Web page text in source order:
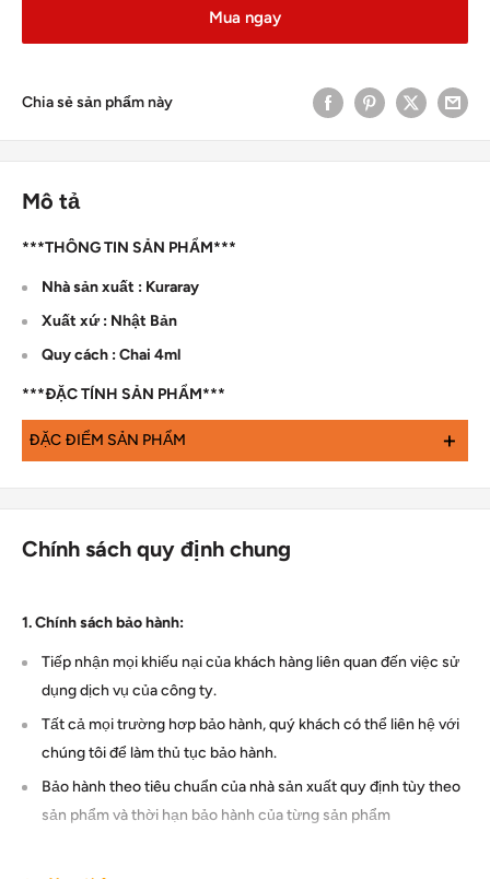
Mua ngay
Chia sẻ sản phẩm này
Mô tả
***THÔNG TIN SẢN PHẨM***
Nhà sản xuất : Kuraray
Xuất xứ : Nhật Bản
Quy cách : Chai 4ml
***ĐẶC TÍNH SẢN PHẨM***
ĐẶC ĐIỂM SẢN PHẨM +
silane, liên kết với tất cả các loại phục hình sứ gốc silica,
composite.
Chứa chất kết dính silane đảm bảo độ bám dính mạnh mẽ
với tất cả các vật liệu sứ gốc SiO2
Chính sách quy định chung
1. Chính sách bảo hành:
Tiếp nhận mọi khiếu nại của khách hàng liên quan đến việc sử
dụng dịch vụ của công ty.
Tất cả mọi trường hơp bảo hành, quý khách có thể liên hệ với
chúng tôi để làm thủ tục bảo hành.
Bảo hành theo tiêu chuẩn của nhà sản xuất quy định tùy theo
sản phẩm và thời hạn bảo hành của từng sản phẩm